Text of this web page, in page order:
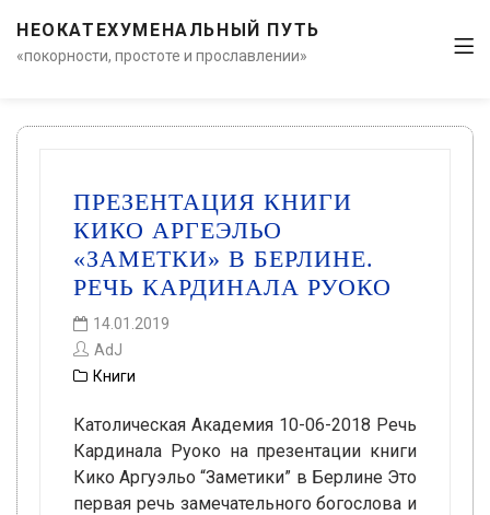
НЕОКАТЕХУМЕНАЛЬНЫЙ ПУТЬ
«покорности, простоте и прославлении»
ПРЕЗЕНТАЦИЯ КНИГИ
КИКО АРГЕЭЛЬО
«ЗАМЕТКИ» В БЕРЛИНЕ.
РЕЧЬ КАРДИНАЛА РУОКО
14.01.2019
AdJ
Книги
Католическая Академия 10-06-2018 Речь
Кардинала Руоко на презентации книги
Кико Аргуэльо “Заметики” в Берлине Это
первая речь замечательного богослова и